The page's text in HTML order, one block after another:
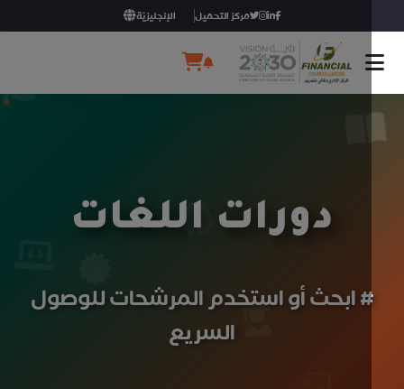
مركز التحميل الإنجليزيّة
دورات اللغات
ابحث أو استخدم المرشحات للوصول
السريع